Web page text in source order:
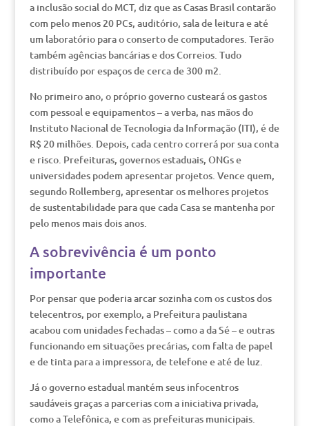
a inclusão social do MCT, diz que as Casas Brasil contarão
com pelo menos 20 PCs, auditório, sala de leitura e até
um laboratório para o conserto de computadores. Terão
também agências bancárias e dos Correios. Tudo
distribuído por espaços de cerca de 300 m2.
No primeiro ano, o próprio governo custeará os gastos
com pessoal e equipamentos – a verba, nas mãos do
Instituto Nacional de Tecnologia da Informação (ITI), é de
R$ 20 milhões. Depois, cada centro correrá por sua conta
e risco. Prefeituras, governos estaduais, ONGs e
universidades podem apresentar projetos. Vence quem,
segundo Rollemberg, apresentar os melhores projetos
de sustentabilidade para que cada Casa se mantenha por
pelo menos mais dois anos.
A sobrevivência é um ponto
importante
Por pensar que poderia arcar sozinha com os custos dos
telecentros, por exemplo, a Prefeitura paulistana
acabou com unidades fechadas – como a da Sé – e outras
funcionando em situações precárias, com falta de papel
e de tinta para a impressora, de telefone e até de luz.
Já o governo estadual mantém seus infocentros
saudáveis graças a parcerias com a iniciativa privada,
como a Telefônica, e com as prefeituras municipais.